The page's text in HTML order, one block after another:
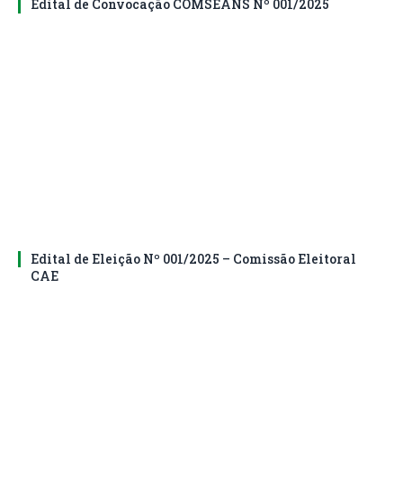
Edital de Convocação COMSEANS Nº 001/2025
Edital de Eleição Nº 001/2025 – Comissão Eleitoral
CAE